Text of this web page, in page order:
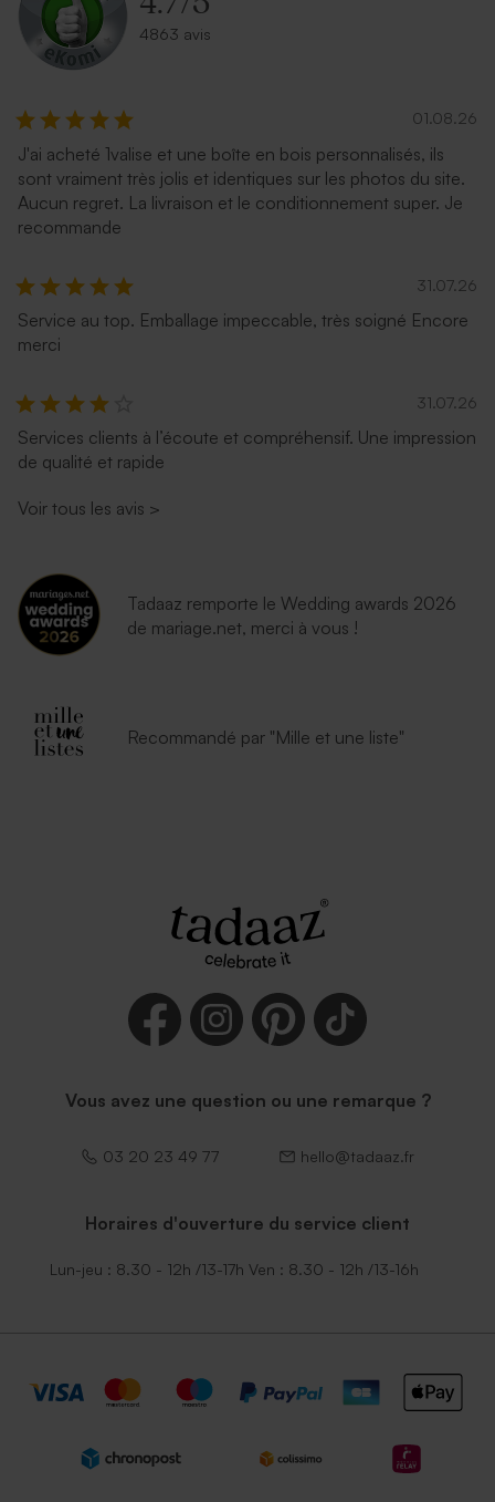
4863 avis
01.08.26
J'ai acheté 1valise et une boîte en bois personnalisés, ils
sont vraiment très jolis et identiques sur les photos du site.
Aucun regret. La livraison et le conditionnement super. Je
recommande
31.07.26
Service au top. Emballage impeccable, très soigné Encore
merci
31.07.26
Services clients à l’écoute et compréhensif. Une impression
de qualité et rapide
Voir tous les avis >
Tadaaz remporte le Wedding awards 2026
de mariage.net, merci à vous !
Recommandé par "Mille et une liste"
Vous avez une question ou une remarque ?
03 20 23 49 77 hello@tadaaz.fr
Horaires d'ouverture du service client
Lun-jeu : 8.30 - 12h /13-17h Ven : 8.30 - 12h /13-16h